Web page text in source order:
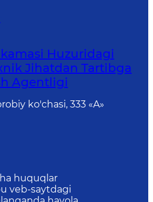
Huzuridagi
Jihatdan Tartibga
Agentligi
ko'chasi, 333 «A»
huquqlar
veb-saytdagi